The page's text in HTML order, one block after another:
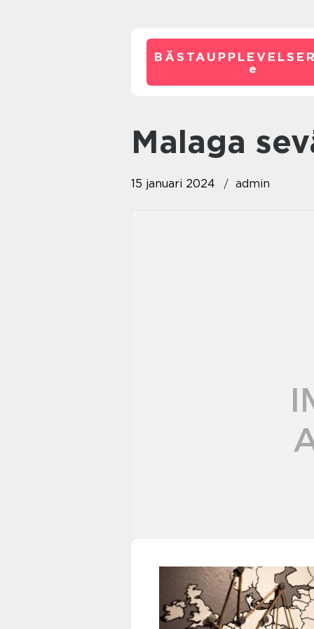
e
malaga
15 januari 2024 admin